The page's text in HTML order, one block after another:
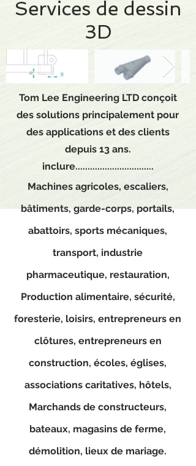
Services de dessin
3D
Tom Lee Engineering LTD conçoit
des solutions principalement pour
des applications et des clients
depuis 13 ans.
inclure................................
Machines agricoles, escaliers,
bâtiments, garde-corps, portails,
abattoirs, sports mécaniques,
transport, industrie
pharmaceutique, restauration,
Production alimentaire, sécurité,
foresterie, loisirs, entrepreneurs en
clôtures, entrepreneurs en
construction, écoles, églises,
associations caritatives, hôtels,
Marchands de constructeurs,
bateaux, magasins de ferme,
démolition, lieux de mariage.